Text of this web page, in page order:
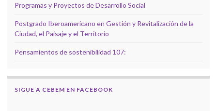
Programas y Proyectos de Desarrollo Social
Postgrado Iberoamericano en Gestión y Revitalización de la
Ciudad, el Paisaje y el Territorio
Pensamientos de sostenibilidad 107:
SIGUE A CEBEM EN FACEBOOK